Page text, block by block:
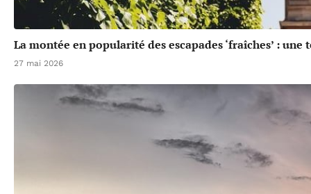
La montée en popularité des escapades ‘fraîches’ :
27 mai 2026